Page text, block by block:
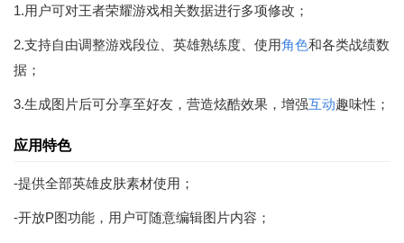
1.用户可对王者荣耀游戏相关数据进行多项修改；
2.支持自由调整游戏段位、英雄熟练度、使用角色和各类战绩数
据；
3.生成图片后可分享至好友，营造炫酷效果，增强互动趣味性；
应用特色
-提供全部英雄皮肤素材使用；
-开放P图功能，用户可随意编辑图片内容；